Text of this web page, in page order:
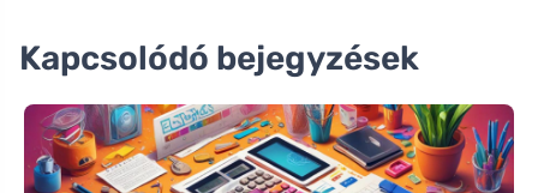
Kapcsolódó bejegyzések